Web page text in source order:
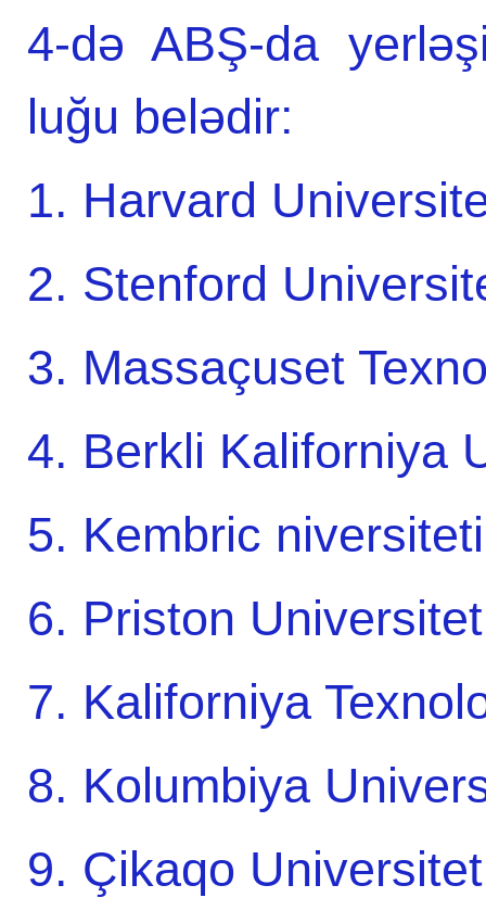
4-də ABŞ-da
luğu belədir:
1. Harvard
2. Stenford
3. Massaçuset
4. Berkli Kaliforniya
5. Kembric
6. Priston
7. Kaliforniya
8. Kolumbiya
9. Çikaqo